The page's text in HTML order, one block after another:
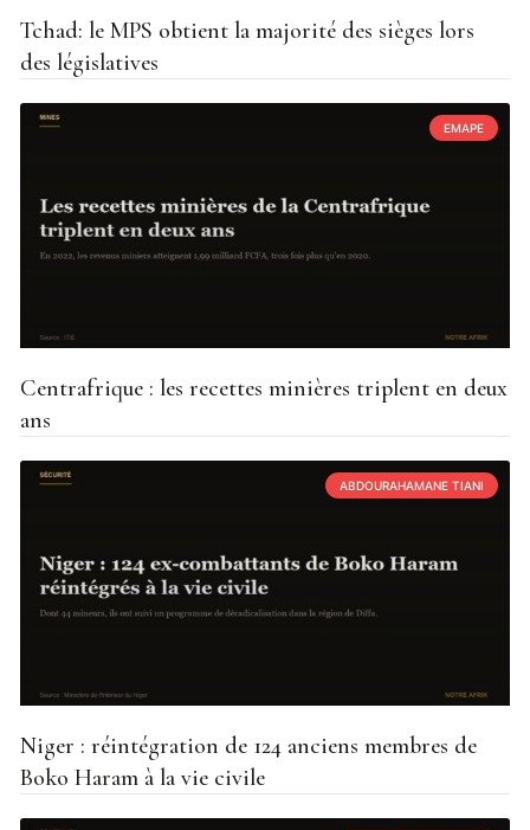
Tchad: le MPS obtient la majorité des sièges lors
des législatives
EMAPE
Centrafrique : les recettes minières triplent en deux
ans
ABDOURAHAMANE TIANI
Niger : réintégration de 124 anciens membres de
Boko Haram à la vie civile